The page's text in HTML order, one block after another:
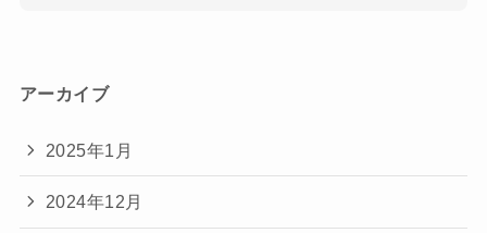
アーカイブ
2025年1月
2024年12月